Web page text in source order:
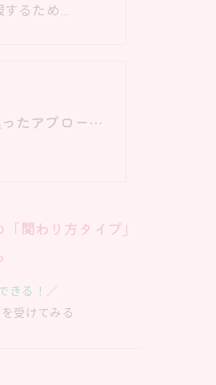
るため…
子育てにおける陥りやすい誤ったアプローチ｜オンライン子育て相談
関わり方タイプ」
きる！／
受けてみる